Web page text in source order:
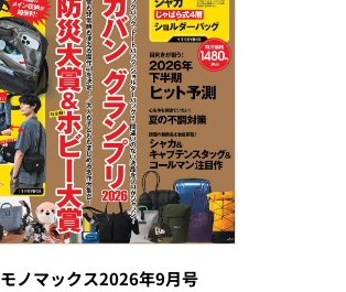
モノマックス2026年9月号